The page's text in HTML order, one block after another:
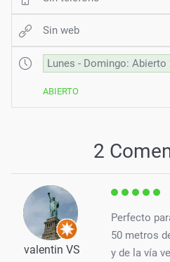
Sin web
Lunes - Domingo: Abierto
ABIERTO
2
valentin VS
Perfecto
50 metros
y de la vía